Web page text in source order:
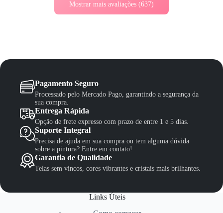
Mostrar mais avaliações (637)
Pagamento Seguro
Processado pelo Mercado Pago, garantindo a segurança da
sua compra.
Entrega Rápida
Opção de frete expresso com prazo de entre 1 e 5 dias.
Suporte Integral
Precisa de ajuda em sua compra ou tem alguma dúvida
sobre a pintura? Entre em contato!
Garantia de Qualidade
Telas sem vincos, cores vibrantes e cristais mais brilhantes.
Links Úteis